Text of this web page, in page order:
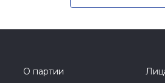
О партии